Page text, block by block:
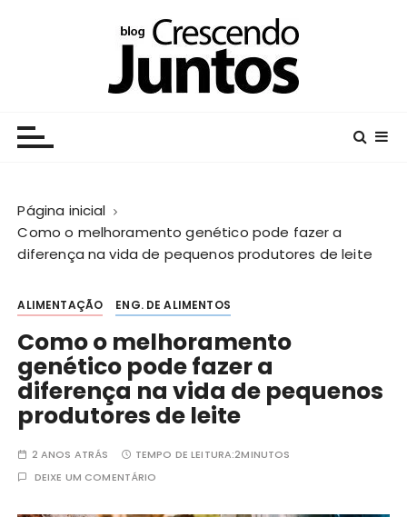
Página inicial
Como o melhoramento genético pode fazer a
diferença na vida de pequenos produtores de leite
ALIMENTAÇÃO ENG. DE ALIMENTOS
Como o melhoramento
genético pode fazer a
diferença na vida de pequenos
produtores de leite
2 ANOS ATRÁS TEMPO DE LEITURA:2MINUTOS
DEIXE UM COMENTÁRIO